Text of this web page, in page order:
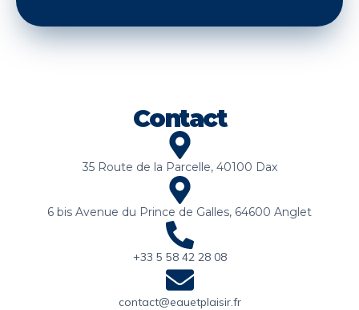
Contact
35 Route de la Parcelle, 40100 Dax
6 bis Avenue du Prince de Galles, 64600 Anglet
+33 5 58 42 28 08
contact@eauetplaisir.fr